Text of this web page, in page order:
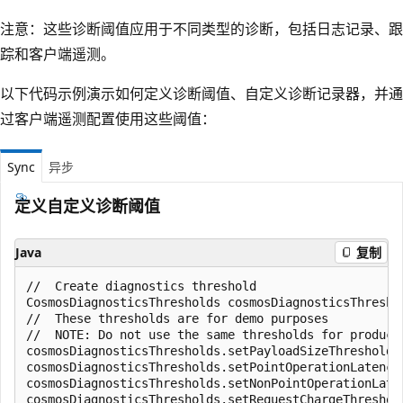
注意：这些诊断阈值应用于不同类型的诊断，包括日志记录、跟
踪和客户端遥测。
以下代码示例演示如何定义诊断阈值、自定义诊断记录器，并通
过客户端遥测配置使用这些阈值：
Sync 异步
定义自定义诊断阈值
Java 复制
//  Create diagnostics threshold
CosmosDiagnosticsThresholds
//  These thresholds are for demo purposes
//  NOTE: Do not use the same thresholds for